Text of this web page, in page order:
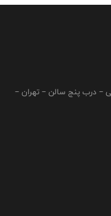
– درب پنج سالن – تهران –